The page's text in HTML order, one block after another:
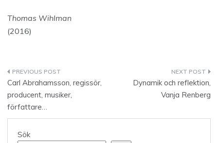
Thomas Wihlman
(2016)
Inläggsnavigering
Carl Abrahamsson, regissör,
producent, musiker,
författare…
Dynamik och reflektion,
Vanja Renberg
Sök